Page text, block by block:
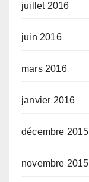
juillet 2016
juin 2016
mars 2016
janvier 2016
décembre 2015
novembre 2015